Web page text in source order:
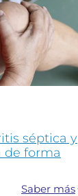
séptica y
de forma
Saber más